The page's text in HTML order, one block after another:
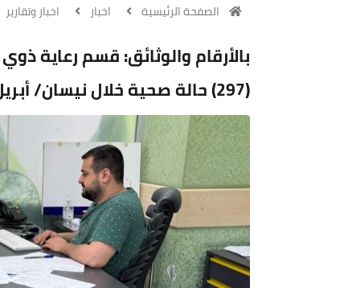
الصفحة الرئيسية اخبار اخبار وتقارير
بالأرقام والوثائق: قسم رعاية
(297) حالة صحية خلال نيسان/ أبريل الماضي